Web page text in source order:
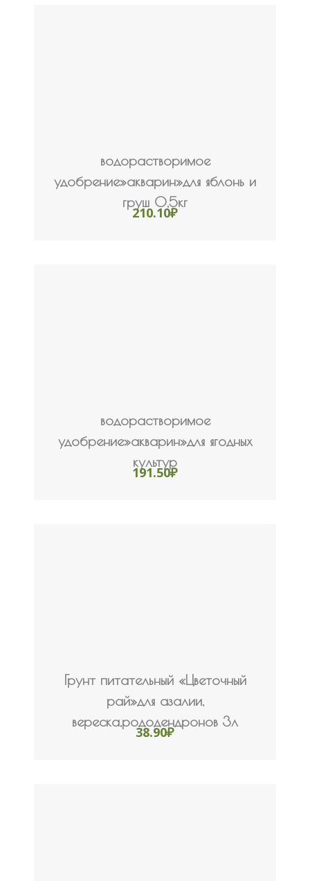
водорастворимое
удобрение»акварин»для яблонь и
груш 0,5кг
210.10₽
водорастворимое
удобрение»акварин»для ягодных
культур
191.50₽
Грунт питательный «Цветочный
рай»для азалии,
вереска,рододендронов 3л
38.90₽